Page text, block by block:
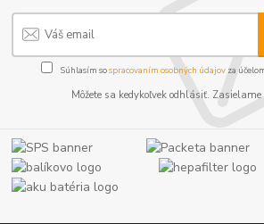
Súhlasím sospracovaním osobných údajov za
Môžete sa kedykoľvek odhlásiť.